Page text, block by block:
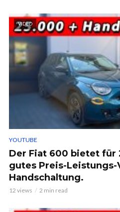
VIDEO
YOUTUBE
Der Fiat 600 bietet für
gutes Preis-
Handschaltung.
12 views 2 min read